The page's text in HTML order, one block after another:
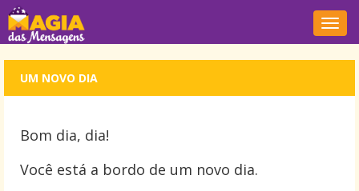
UM NOVO DIA
Bom dia, dia!
Você está a bordo de um novo dia.